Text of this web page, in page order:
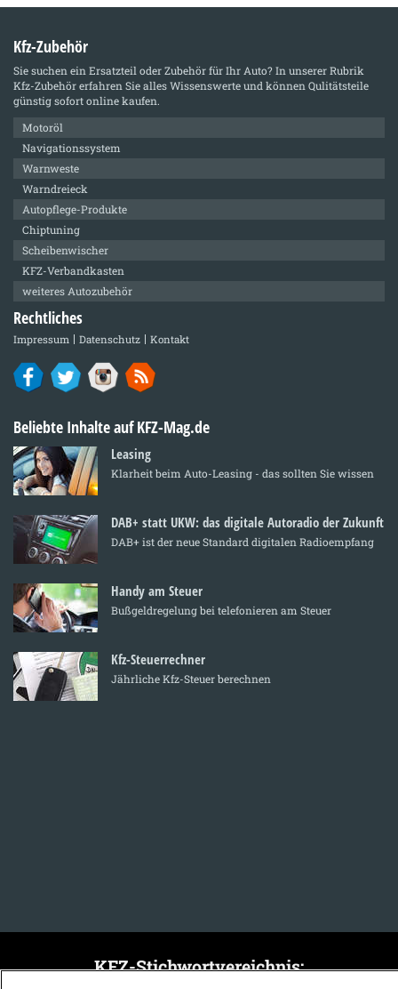
Kfz-Zubehör
Sie suchen ein Ersatzteil oder Zubehör für Ihr Auto? In unserer Rubrik
Kfz-Zubehörerfahren Sie alles Wissenswerte und können Qulitätsteile
günstig sofort online kaufen.
Motoröl
Navigationssystem
Warnweste
Warndreieck
Autopflege-Produkte
Chiptuning
Scheibenwischer
KFZ-Verbandkasten
weiteres Autozubehör
Rechtliches
Impressum Datenschutz Kontakt
Beliebte Inhalte auf KFZ-Mag.de
Leasing
Klarheit beim Auto-Leasing - das sollten Sie wissen
DAB+ statt UKW: das digitale Autoradio der Zukunft
DAB+ ist der neue Standard digitalen Radioempfang
Handy am Steuer
Bußgeldregelung bei telefonieren am Steuer
Kfz-Steuerrechner
Jährliche Kfz-Steuer berechnen
KFZ-Stichwortvereichnis: